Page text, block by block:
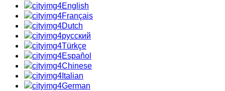
English
Français
Dutch
русский
Türkçe
Español
Chinese
Italian
German